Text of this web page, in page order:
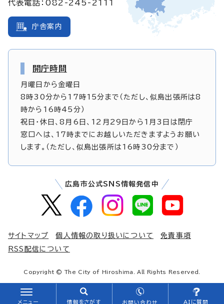
メニュー 情報をさがす お問い合わせ AIに質問
代表電話：082-245-2111
庁舎案内
開庁時間
月曜日から金曜日
8時30分から17時15分まで（ただし、似島出張所は8
時から16時45分）
祝日・休日、8月6日、12月29日から1月3日は閉庁
窓口へは、17時までにお越しいただきますようお願い
します。（ただし、似島出張所は16時30分まで）
広島市公式SNS情報発信中
サイトマップ 個人情報の取り扱いについて
免責事項
RSS配信について
Copyright © The City of Hiroshima. All Rights Reserved.